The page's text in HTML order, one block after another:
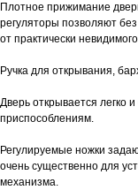
Плотное прижимание
регуляторы позволяют
от практически
Ручка для открывания,
Дверь открывается легко
приспособлениям.
Регулируемые ножки
очень существенно для
механизма.